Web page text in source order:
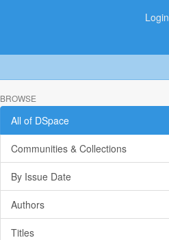
Login
BROWSE
All of DSpace
Communities & Collections
By Issue Date
Authors
Titles